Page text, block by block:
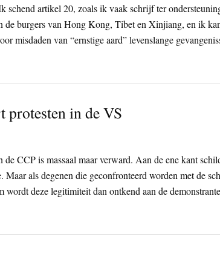
schend artikel 20, zoals ik vaak schrijf ter
de burgers van Hong Kong, Tibet en Xinjiang, en ik
misdaden van “ernstige aard” levenslange
protesten in de VS
de CCP is massaal maar verward. Aan de ene kant
als degenen die geconfronteerd worden met de
wordt deze legitimiteit dan ontkend aan de